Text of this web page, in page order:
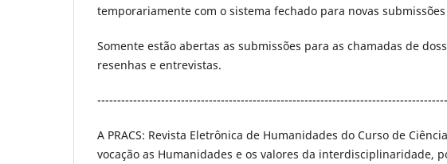
temporariamente com o sistema fechado para novas
Somente estão abertas as submissões para as chamadas de
resenhas e entrevistas.
A PRACS: Revista Eletrônica de Humanidades do Curso de
vocação as Humanidades e os valores da interdisciplinaridade,